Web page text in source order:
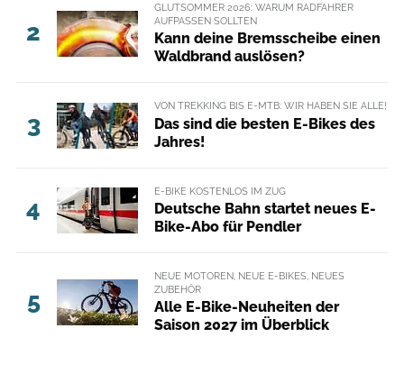
2
GLUTSOMMER 2026: WARUM RADFAHRER
AUFPASSEN SOLLTEN
Kann deine Bremsscheibe einen
Waldbrand auslösen?
3
VON TREKKING BIS E-MTB: WIR HABEN SIE ALLE!
Das sind die besten E-Bikes des
Jahres!
4
E-BIKE KOSTENLOS IM ZUG
Deutsche Bahn startet neues E-
Bike-Abo für Pendler
5
NEUE MOTOREN, NEUE E-BIKES, NEUES
ZUBEHÖR
Alle E-Bike-Neuheiten der
Saison 2027 im Überblick